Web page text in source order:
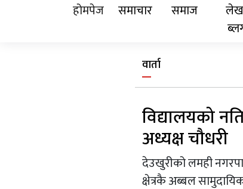
होमपेज समाचार समाज
वार्ता
विद्यालयको
अध्यक्ष चौधरी
देउखुरीको लमही
क्षेत्रकै अब्बल